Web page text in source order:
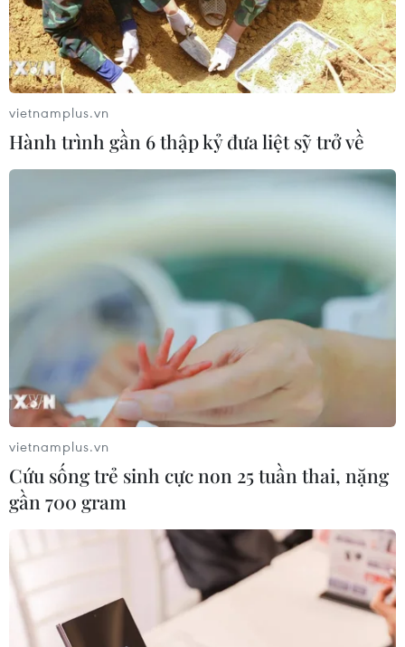
vietnamplus.vn
Hành trình gần 6 thập kỷ đưa liệt sỹ trở về
vietnamplus.vn
Cứu sống trẻ sinh cực non 25 tuần thai, nặng
gần 700 gram